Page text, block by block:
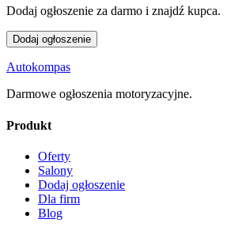
Dodaj ogłoszenie za darmo i znajdź kupca.
Dodaj ogłoszenie
Autokompas
Darmowe ogłoszenia motoryzacyjne.
Produkt
Oferty
Salony
Dodaj ogłoszenie
Dla firm
Blog